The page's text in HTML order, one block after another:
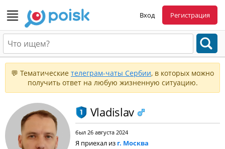
Вход Регистрация
💬 Тематические телеграм-чаты Сербии, в которых можно
получить ответ на любую жизненную ситуацию.
Vladislav
был 26 августа 2024
Я приехал из г. Москва